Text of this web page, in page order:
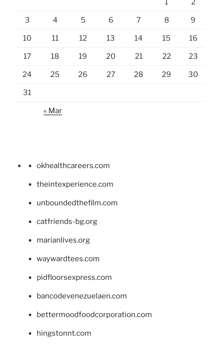
1 2
3 4 5 6 7 8 9
10 11 12 13 14 15 16
17 18 19 20 21 22 23
24 25 26 27 28 29 30
31
« Mar
okhealthcareers.com
theintexperience.com
unboundedthefilm.com
catfriends-bg.org
marianlives.org
waywardtees.com
pidfloorsexpress.com
bancodevenezuelaen.com
bettermoodfoodcorporation.com
hingstonnt.com